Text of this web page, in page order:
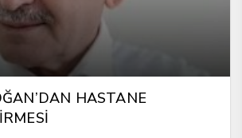
HASTANE